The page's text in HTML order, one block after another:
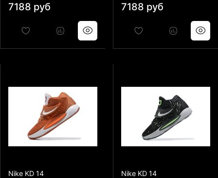
7188 руб 7188 руб
Nike KD 14 Nike KD 14